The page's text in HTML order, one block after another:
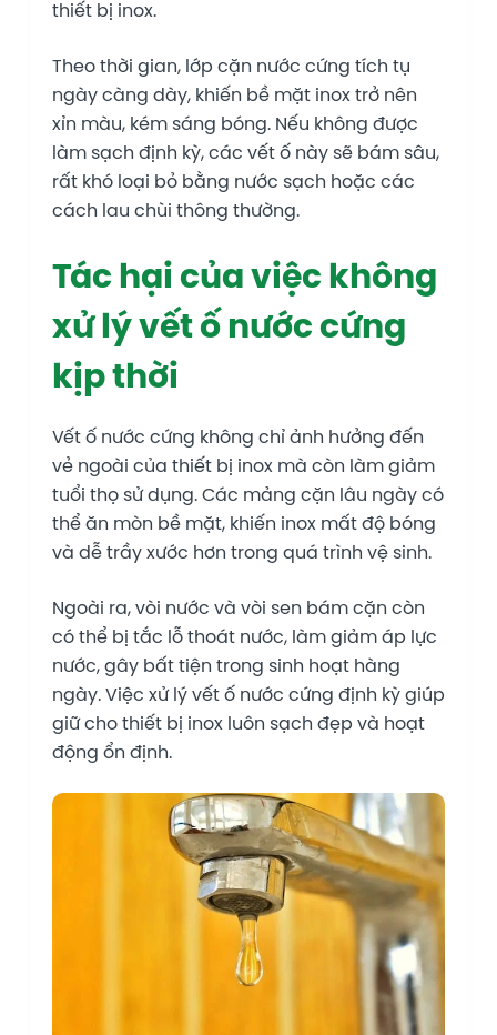
thiết bị inox.
Theo thời gian, lớp cặn nước cứng tích tụ
ngày càng dày, khiến bề mặt inox trở nên
xỉn màu, kém sáng bóng. Nếu không được
làm sạch định kỳ, các vết ố này sẽ bám sâu,
rất khó loại bỏ bằng nước sạch hoặc các
cách lau chùi thông thường.
Tác hại của việc không
xử lý vết ố nước cứng
kịp thời
Vết ố nước cứng không chỉ ảnh hưởng đến
vẻ ngoài của thiết bị inox mà còn làm giảm
tuổi thọ sử dụng. Các mảng cặn lâu ngày có
thể ăn mòn bề mặt, khiến inox mất độ bóng
và dễ trầy xước hơn trong quá trình vệ sinh.
Ngoài ra, vòi nước và vòi sen bám cặn còn
có thể bị tắc lỗ thoát nước, làm giảm áp lực
nước, gây bất tiện trong sinh hoạt hàng
ngày. Việc xử lý vết ố nước cứng định kỳ giúp
giữ cho thiết bị inox luôn sạch đẹp và hoạt
động ổn định.